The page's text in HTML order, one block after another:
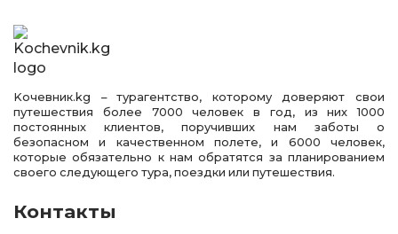
Kочевник.kg – турагентство, которому доверяют свои
путешествия более 7000 человек в год, из них 1000
постоянных клиентов, поручивших нам заботы о
безопасном и качественном полете, и 6000 человек,
которые обязательно к нам обратятся за планированием
своего следующего тура, поездки или путешествия.
Контакты